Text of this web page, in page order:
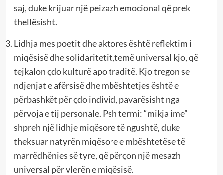
saj, duke krijuar një peizazh emocional që prek
thellësisht.
Lidhja mes poetit dhe aktores është reflektim i
miqësisë dhe solidaritetit,temë universal kjo, që
tejkalon çdo kulturë apo traditë. Kjo tregon se
ndjenjat e afërsisë dhe mbështetjes është e
përbashkët për çdo individ, pavarësisht nga
përvoja e tij personale. Psh termi: “mikja ime”
shpreh një lidhje miqësore të ngushtë, duke
theksuar natyrën miqësore e mbështetëse të
marrëdhënies së tyre, që përçon një mesazh
universal për vlerën e miqësisë.